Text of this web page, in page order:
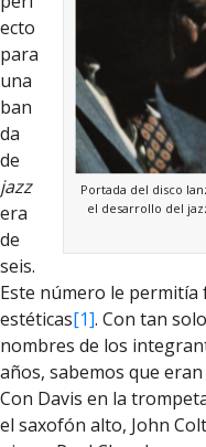
Portada del disco
el desarrollo del
ecto
para
una
ban
da
de
jazz
era
de
seis.
Este número le permitía
estéticas[1]. Con tan
nombres de los
años, sabemos que
Con Davis en la
el saxofón alto, John